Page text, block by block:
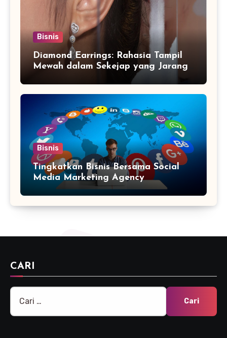
Bisnis
Diamond Earrings: Rahasia Tampil
Mewah dalam Sekejap yang Jarang
Bisnis
Tingkatkan Bisnis Bersama Social
Media Marketing Agency
CARI
Cari